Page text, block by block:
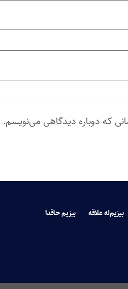
که دوباره دیدگاهی می‌نویسم.
بیزیم‌له علاقه بیزیم حاقدا